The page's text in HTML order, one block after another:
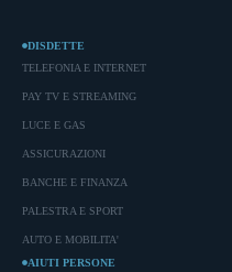
DISDETTE
TELEFONIA E INTERNET
PAY TV E STREAMING
LUCE E GAS
ASSICURAZIONI
BANCHE E FINANZA
PALESTRA E SPORT
AUTO E MOBILITA'
AIUTI PERSONE